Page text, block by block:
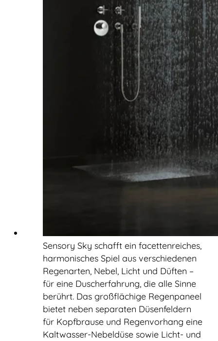
Sensory Sky schafft ein facettenreiches,
harmonisches Spiel aus verschiedenen
Regenarten, Nebel, Licht und Düften –
für eine Duscherfahrung, die alle Sinne
berührt. Das großflächige Regenpaneel
bietet neben separaten Düsenfeldern
für Kopfbrause und Regenvorhang eine
Kaltwasser-Nebeldüse sowie Licht- und